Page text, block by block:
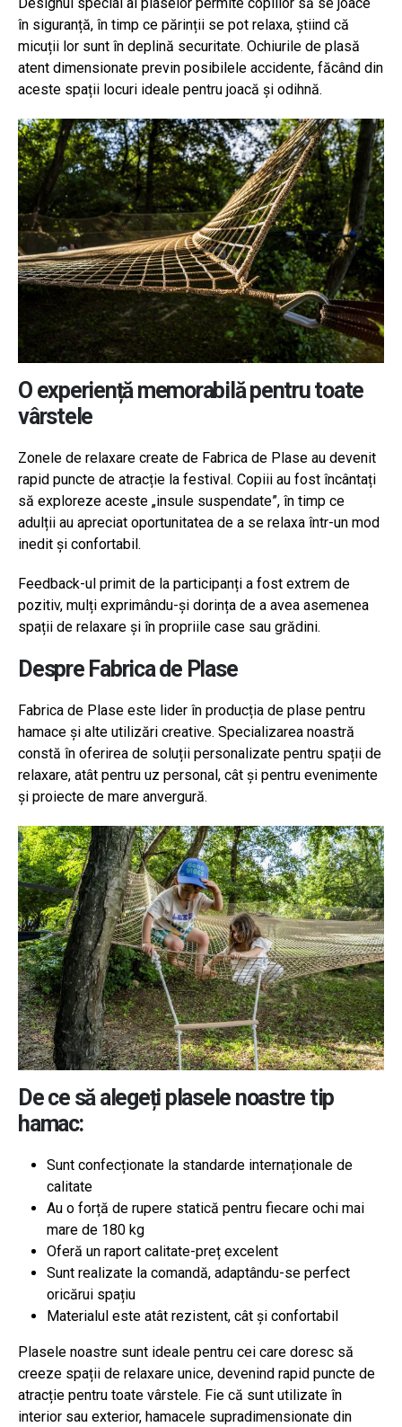
în siguranță, în timp ce părinții se pot relaxa, știind că
micuții lor sunt în deplină securitate. Ochiurile de plasă
atent dimensionate previn posibilele accidente, făcând din
aceste spații locuri ideale pentru joacă și odihnă.
O experiență memorabilă pentru toate
vârstele
Zonele de relaxare create de Fabrica de Plase au devenit
rapid puncte de atracție la festival. Copiii au fost încântați
să exploreze aceste „insule suspendate”, în timp ce
adulții au apreciat oportunitatea de a se relaxa într-un mod
inedit și confortabil.
Feedback-ul primit de la participanți a fost extrem de
pozitiv, mulți exprimându-și dorința de a avea asemenea
spații de relaxare și în propriile case sau grădini.
Despre Fabrica de Plase
Fabrica de Plase este lider în producția de plase pentru
hamace și alte utilizări creative. Specializarea noastră
constă în oferirea de soluții personalizate pentru spații de
relaxare, atât pentru uz personal, cât și pentru evenimente
și proiecte de mare anvergură.
De ce să alegeți plasele noastre tip
hamac:
Sunt confecționate la standarde internaționale de
calitate
Au o forță de rupere statică pentru fiecare ochi mai
mare de 180 kg
Oferă un raport calitate-preț excelent
Sunt realizate la comandă, adaptându-se perfect
oricărui spațiu
Materialul este atât rezistent, cât și confortabil
Plasele noastre sunt ideale pentru cei care doresc să
creeze spații de relaxare unice, devenind rapid puncte de
atracție pentru toate vârstele. Fie că sunt utilizate în
interior sau exterior, hamacele supradimensionate din